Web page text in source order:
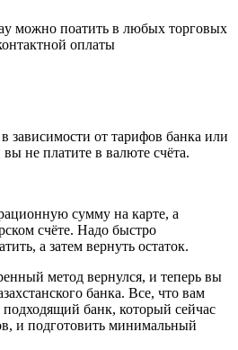
можно поатить в любых торговых
оплаты
зависимости от тарифов банка или
не платите в валюте счёта.
сумму на карте, а
счёте. Надо быстро
а затем вернуть остаток.
метод вернулся, и теперь вы
банка. Все, что вам
банк, который сейчас
и подготовить минимальный